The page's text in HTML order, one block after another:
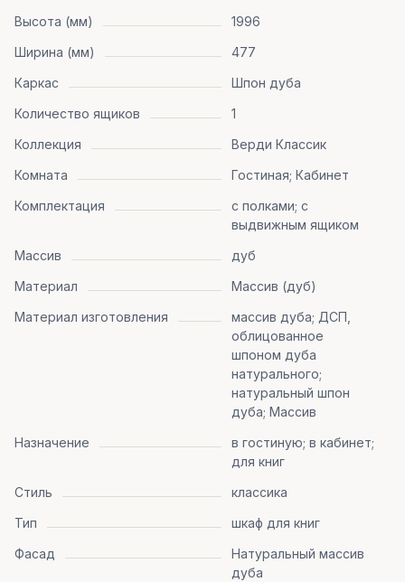
Высота (мм)
1996
Ширина (мм)
477
Каркас
Шпон дуба
Количество ящиков
1
Коллекция
Верди Классик
Комната
Гостиная; Кабинет
Комплектация
с полками; с
выдвижным ящиком
Массив
дуб
Материал
Массив (дуб)
Материал изготовления
массив дуба; ДСП,
облицованное
шпоном дуба
натурального;
натуральный шпон
дуба; Массив
Назначение
в гостиную; в кабинет;
для книг
Стиль
классика
Тип
шкаф для книг
Фасад
Натуральный массив
дуба